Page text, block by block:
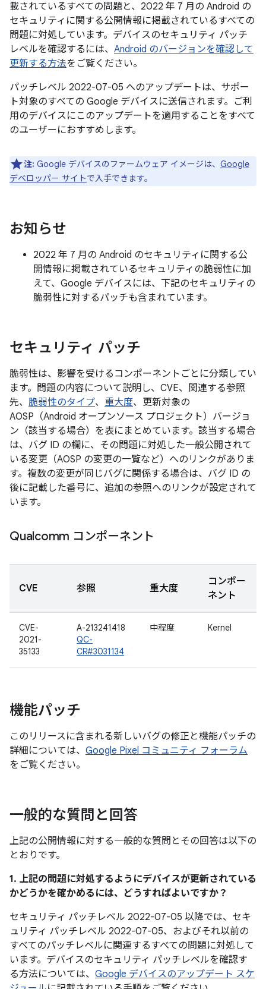
載されているすべての問題と、2022 年 7 月の Android の
セキュリティに関する公開情報に掲載されているすべての
問題に対処しています。デバイスのセキュリティ パッチ
レベルを確認するには、 Android のバージョンを確認して
更新する方法をご覧ください。
パッチレベル 2022-07-05 へのアップデートは、サポー
ト対象のすべての Google デバイスに送信されます。ご利
用のデバイスにこのアップデートを適用することをすべて
のユーザーにおすすめします。
注: Google デバイスのファームウェア イメージは、 Google
デベロッパー サイトで入手できます。
お知らせ
2022 年 7 月の Android のセキュリティに関する公
開情報に掲載されているセキュリティの脆弱性に加
えて、Google デバイスには、下記のセキュリティの
脆弱性に対するパッチも含まれています。
セキュリティ パッチ
脆弱性は、影響を受けるコンポーネントごとに分類してい
ます。問題の内容について説明し、CVE、関連する参照
先、 脆弱性のタイプ、 重大度、更新対象の
AOSP（Android オープンソース プロジェクト）バージョ
ン（該当する場合）を表にまとめています。該当する場合
は、バグ ID の欄に、その問題に対処した一般公開されて
いる変更（AOSP の変更の一覧など）へのリンクがありま
す。複数の変更が同じバグに関係する場合は、バグ ID の
後に記載した番号に、追加の参照へのリンクが設定されて
います。
Qualcomm コンポーネント
CVE 参照 重大度
コンポー
ネント
CVE-
2021-
35133
A-213241418
QC-
CR#3031134
中程度 Kernel
機能パッチ
このリリースに含まれる新しいバグの修正と機能パッチの
詳細については、 Google Pixel コミュニティ フォーラム
をご覧ください。
一般的な質問と回答
上記の公開情報に対する一般的な質問とその回答は以下の
とおりです。
1. 上記の問題に対処するようにデバイスが更新されている
かどうかを確かめるには、どうすればよいですか？
セキュリティ パッチレベル 2022-07-05 以降では、セキ
ュリティ パッチレベル 2022-07-05、およびそれ以前の
すべてのパッチレベルに関連するすべての問題に対処して
います。デバイスのセキュリティ パッチレベルを確認す
る方法については、 Google デバイスのアップデート スケ